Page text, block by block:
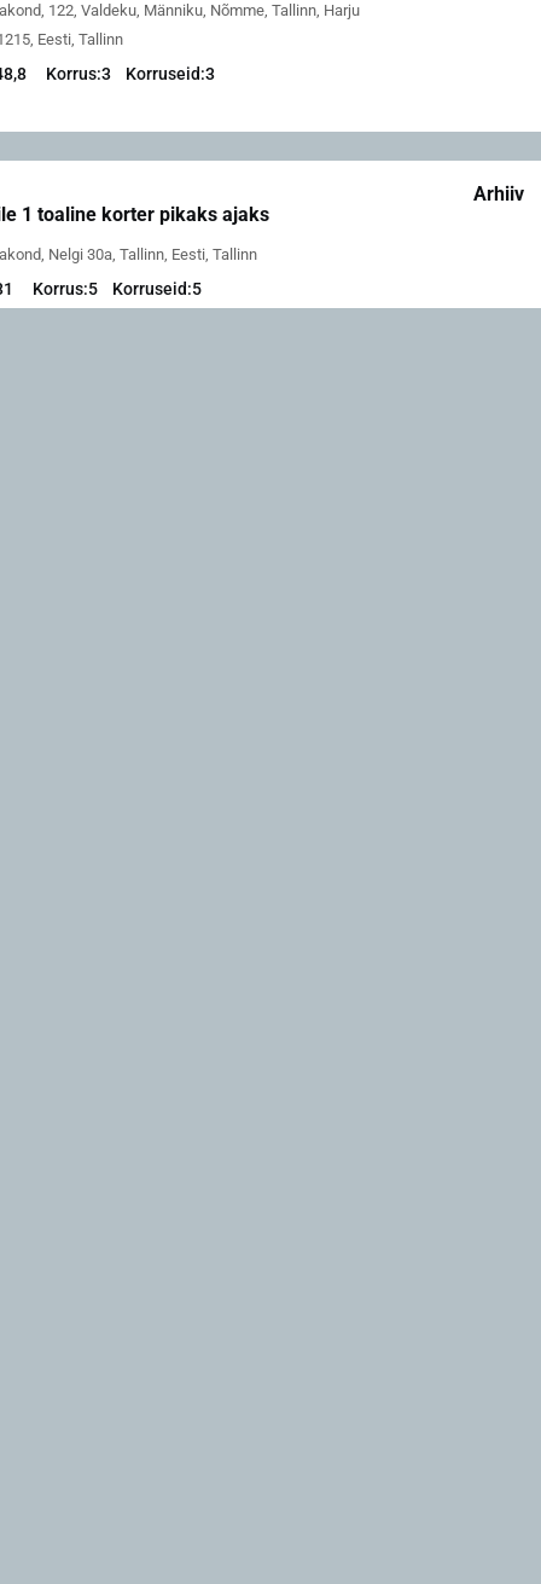
122, Valdeku, Männiku, Nõmme, Tallinn, Harju
Eesti, Tallinn
Korrus:3 Korruseid:3
1 toaline korter pikaks ajaks
Arhiiv
Nelgi 30a, Tallinn, Eesti, Tallinn
Korrus:5 Korruseid:5